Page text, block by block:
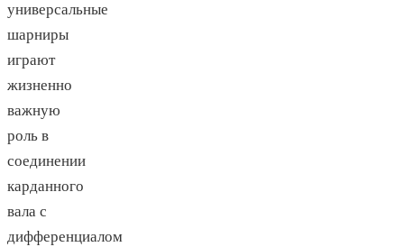
универсальные
шарниры
играют
жизненно
важную
роль в
соединении
карданного
вала с
дифференциалом